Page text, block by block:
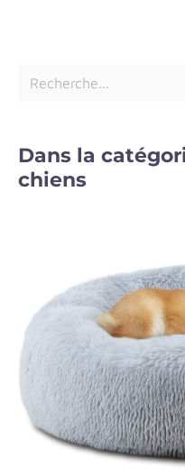
Dans la
chiens